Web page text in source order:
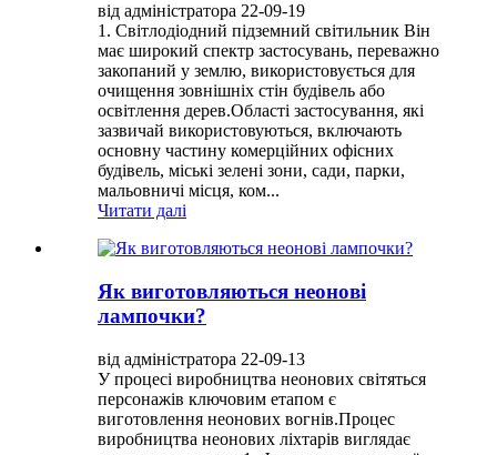
від адміністратора 22-09-19
1. Світлодіодний підземний світильник Він
має широкий спектр застосувань, переважно
закопаний у землю, використовується для
очищення зовнішніх стін будівель або
освітлення дерев.Області застосування, які
зазвичай використовуються, включають
основну частину комерційних офісних
будівель, міські зелені зони, сади, парки,
мальовничі місця, ком...
Читати далі
Як виготовляються неонові
лампочки?
від адміністратора 22-09-13
У процесі виробництва неонових світяться
персонажів ключовим етапом є
виготовлення неонових вогнів.Процес
виробництва неонових ліхтарів виглядає